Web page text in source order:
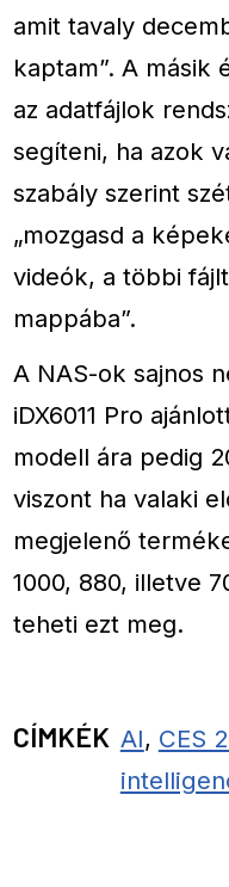
amit tavaly
kaptam”. A másik
az adatfájlok
segíteni, ha azok
szabály szerint
„mozgasd a
videók, a többi
mappába”.
A NAS-ok sajnos
iDX6011 Pro
modell ára pedig
viszont ha valaki
megjelenő
1000, 880, illetve
teheti ezt meg.
CÍMKÉK AI, CES